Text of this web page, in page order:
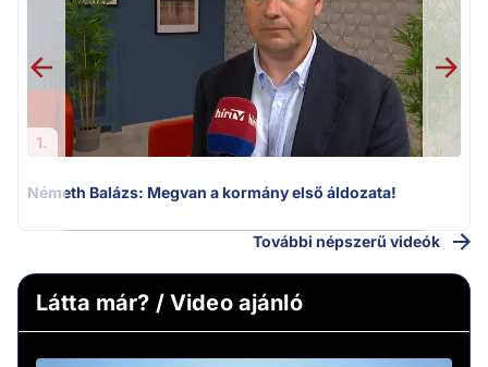
1.
Németh Balázs: Megvan a kormány első áldozata!
További népszerű videók
Látta már? / Video ajánló